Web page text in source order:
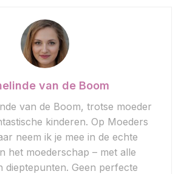
van de Boom
van de Boom, trotse moeder
kinderen. Op Moeders
neem ik je mee in de echte
het moederschap – met alle
dieptepunten. Geen perfecte